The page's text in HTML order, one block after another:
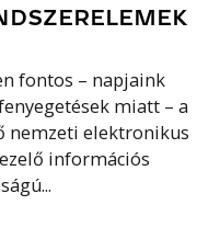
fontos – napjaink
miatt – a
nemzeti elektronikus
információs